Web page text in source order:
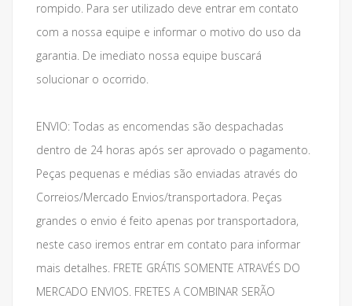
rompido. Para ser utilizado deve entrar em contato
com a nossa equipe e informar o motivo do uso da
garantia. De imediato nossa equipe buscará
solucionar o ocorrido.
ENVIO: Todas as encomendas são despachadas
dentro de 24 horas após ser aprovado o pagamento.
Peças pequenas e médias são enviadas através do
Correios/Mercado Envios/transportadora. Peças
grandes o envio é feito apenas por transportadora,
neste caso iremos entrar em contato para informar
mais detalhes. FRETE GRÁTIS SOMENTE ATRAVÉS DO
MERCADO ENVIOS. FRETES A COMBINAR SERÃO